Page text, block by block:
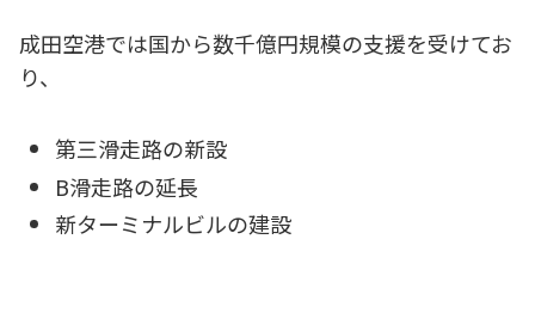
成田空港では国から数千億円規模の支援を受けてお
り、
第三滑走路の新設
B滑走路の延長
新ターミナルビルの建設